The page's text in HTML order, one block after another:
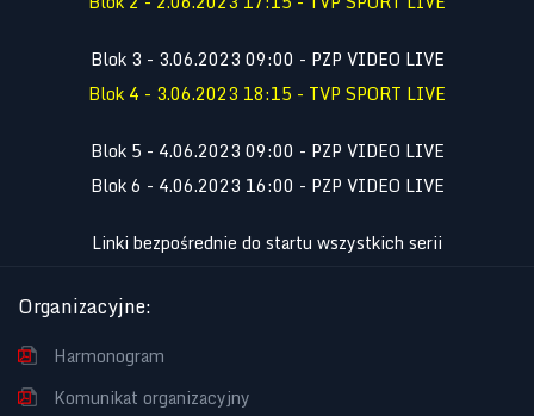
Blok 3 - 3.06.2023 09:00 - PZP VIDEO LIVE
Blok 4 - 3.06.2023 18:15 - TVP SPORT LIVE
Blok 5 - 4.06.2023 09:00 - PZP VIDEO LIVE
Blok 6 - 4.06.2023 16:00 - PZP VIDEO LIVE
Linki bezpośrednie do startu wszystkich serii
Organizacyjne:
Harmonogram
Komunikat organizacyjny